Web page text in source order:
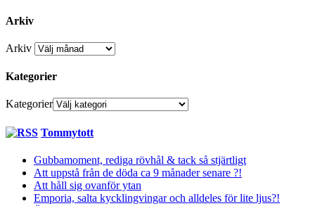
Arkiv
Arkiv
Kategorier
Kategorier
Tommytott
Gubbamoment, rediga rövhål & tack så stjärtligt
Att uppstå från de döda ca 9 månader senare ?!
Att håll sig ovanför ytan
Emporia, salta kycklingvingar och alldeles för lite ljus?!